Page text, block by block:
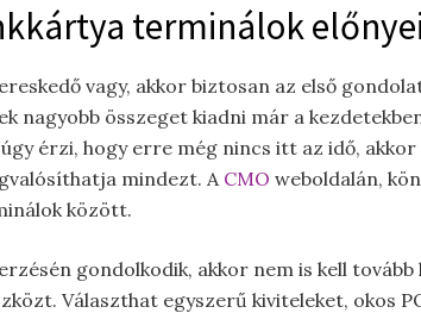
terminálok előnyei
vagy, akkor biztosan az első
nagyobb összeget kiadni már a
érzi, hogy erre még nincs itt az idő,
mindezt. A CMO weboldalán,
között.
gondolkodik, akkor nem is kell
Választhat egyszerű kiviteleket, okos